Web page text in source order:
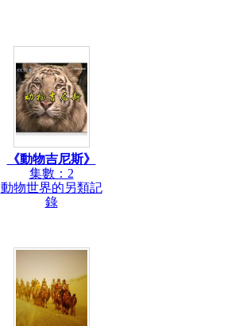
《動物吉尼斯》
集數：2
動物世界的另類記
錄